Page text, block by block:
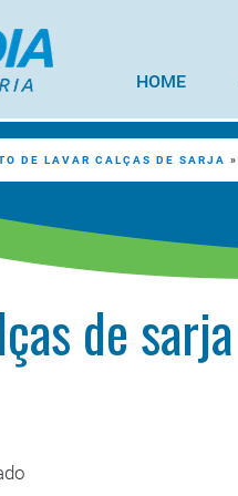
HOME
de sarja
DE LAVAR CALÇAS DE SARJA »